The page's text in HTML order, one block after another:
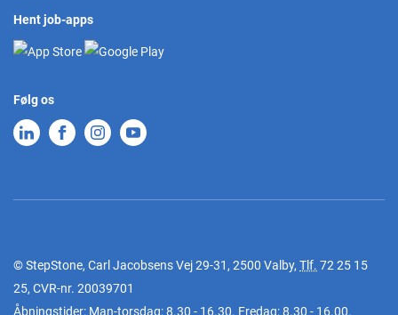
Hent job-apps
Følg os
© StepStone, Carl Jacobsens Vej 29-31, 2500 Valby, Tlf. 72 25 15
25, CVR-nr. 20039701
Åbningstider: Man-torsdag: 8.30 - 16.30. Fredag: 8.30 - 16.00.